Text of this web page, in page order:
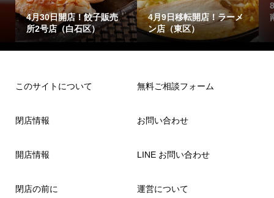
4月30日開店！餃子販売
所2号店（白石区）
4月9日移転開店！ラーメ
ン店（東区）
このサイトについて
閉店情報
開店情報
閉店の前に
無料ご相談フォーム
お問い合わせ
LINE お問い合わせ
運営について